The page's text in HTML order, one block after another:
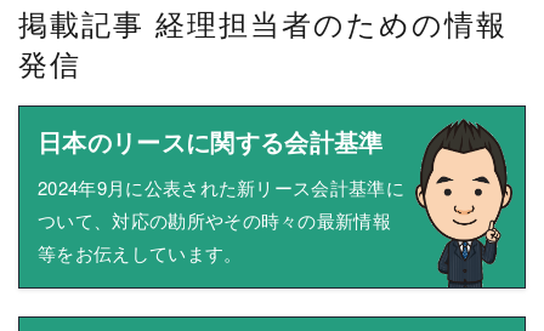
掲載記事 経理担当者のための情報
発信
日本のリースに関する会計基準
2024年9月に公表された新リース会計基準に
ついて、対応の勘所やその時々の最新情報
等をお伝えしています。